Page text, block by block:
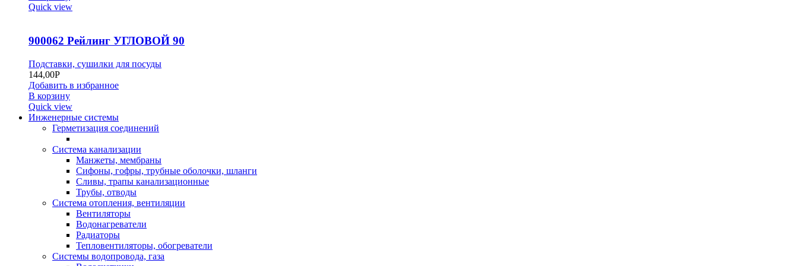
Quick view
900062 Рейлинг УГЛОВОЙ 90
Подставки, сушилки для посуды
144,00Р
Добавить в избранное
В корзину
Quick view
Инженерные системы
Герметизация соединений
Система канализации
Манжеты, мембраны
Сифоны, гофры, трубные оболочки, шланги
Сливы, трапы канализационные
Трубы, отводы
Система отопления, вентиляции
Вентиляторы
Водонагреватели
Радиаторы
Тепловентиляторы, обогреватели
Системы водопровода, газа